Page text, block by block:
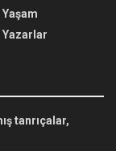
Yaşam
Yazarlar
tanrıçalar,